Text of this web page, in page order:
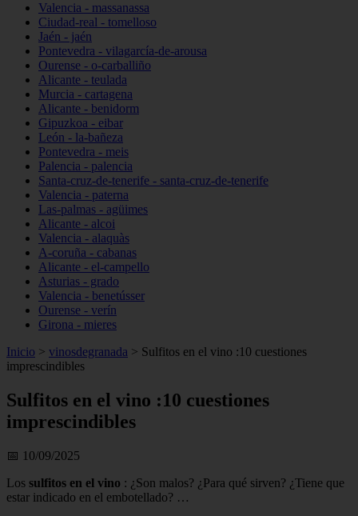
Valencia - massanassa
Ciudad-real - tomelloso
Jaén - jaén
Pontevedra - vilagarcía-de-arousa
Ourense - o-carballiño
Alicante - teulada
Murcia - cartagena
Alicante - benidorm
Gipuzkoa - eibar
León - la-bañeza
Pontevedra - meis
Palencia - palencia
Santa-cruz-de-tenerife - santa-cruz-de-tenerife
Valencia - paterna
Las-palmas - agüimes
Alicante - alcoi
Valencia - alaquàs
A-coruña - cabanas
Alicante - el-campello
Asturias - grado
Valencia - benetússer
Ourense - verín
Girona - mieres
Inicio > vinosdegranada > Sulfitos en el vino :10 cuestiones
imprescindibles
Sulfitos en el vino :10 cuestiones
imprescindibles
📅 10/09/2025
Los sulfitos en el vino : ¿Son malos? ¿Para qué sirven? ¿Tiene que
estar indicado en el embotellado? …